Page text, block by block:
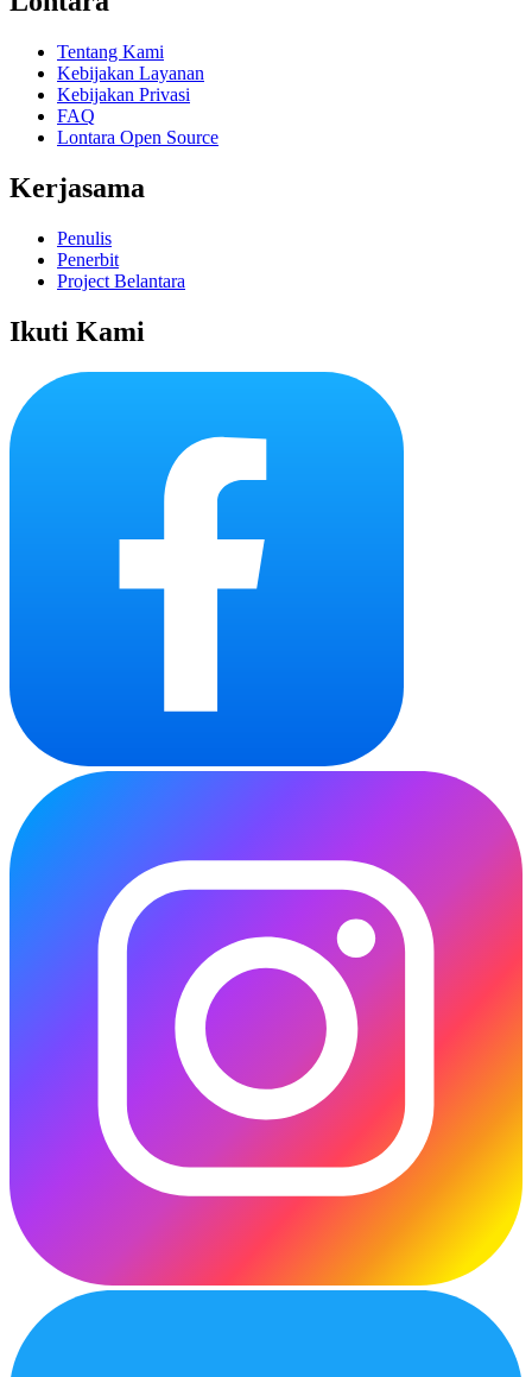
Tentang Kami
Kebijakan Layanan
Kebijakan Privasi
FAQ
Lontara Open Source
Kerjasama
Penulis
Penerbit
Project Belantara
Ikuti Kami